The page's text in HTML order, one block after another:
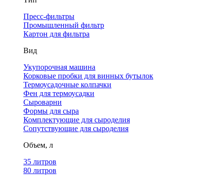
Пресс-фильтры
Промышленный фильтр
Картон для фильтра
Вид
Укупорочная машина
Корковые пробки для винных бутылок
Термоусадочные колпачки
Фен для термоусадки
Сыроварни
Формы для сыра
Комплектующие для сыроделия
Сопутствующие для сыроделия
Объем, л
35 литров
80 литров